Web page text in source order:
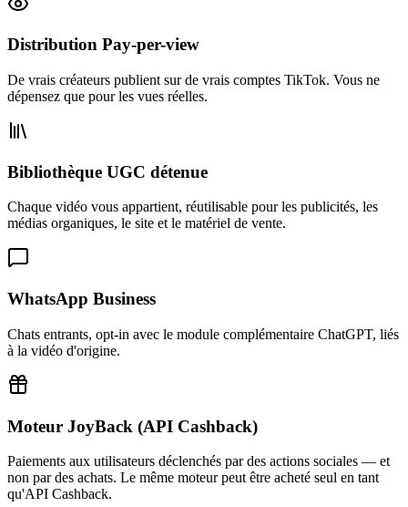
Distribution Pay-per-view
De vrais créateurs publient sur de vrais comptes TikTok. Vous ne
dépensez que pour les vues réelles.
Bibliothèque UGC détenue
Chaque vidéo vous appartient, réutilisable pour les publicités, les
médias organiques, le site et le matériel de vente.
WhatsApp Business
Chats entrants, opt-in avec le module complémentaire ChatGPT, liés
à la vidéo d'origine.
Moteur JoyBack (API Cashback)
Paiements aux utilisateurs déclenchés par des actions sociales — et
non par des achats. Le même moteur peut être acheté seul en tant
qu'API Cashback.